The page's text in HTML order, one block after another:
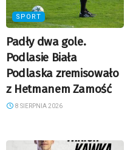
SPORT
Padły dwa gole.
Podlasie Biała
Podlaska zremisowało
z Hetmanem Zamość
8 SIERPNIA 2026